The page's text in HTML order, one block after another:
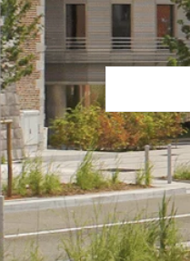
Rechercher